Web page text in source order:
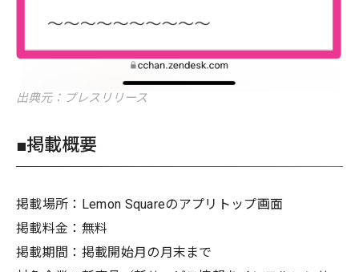
出典元：プレスリリース
■掲載概要
掲載場所：Lemon Squareのアプリトップ画面
掲載料金：無料
掲載期間：掲載開始月の月末まで